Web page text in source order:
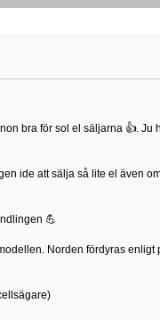
bra för sol el säljarna 👍. Ju
ide att sälja så lite el även
💪
Norden fördyras enligt